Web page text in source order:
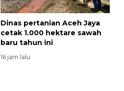
Dinas pertanian Aceh Jaya
cetak 1.000 hektare sawah
baru tahun ini
16 jam lalu